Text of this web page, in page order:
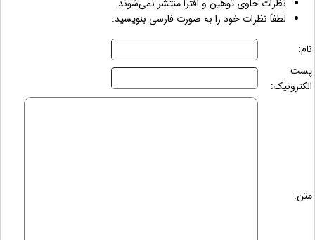
نظرات حاوی توهین و افترا منتشر نمی‌شوند.
لطفاً نظرات خود را به صورت فارسی بنویسید.
نام:
پست
الکترونیک:
متن: